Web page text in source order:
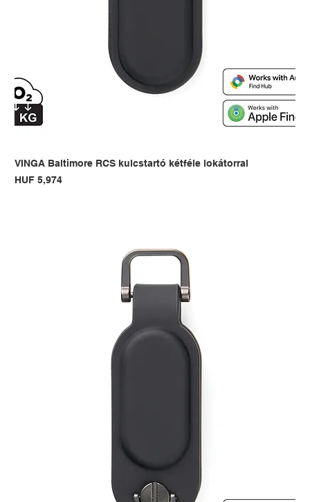
VINGA Baltimore RCS kulcstartó kétféle lokátorral
Price
HUF 5,974